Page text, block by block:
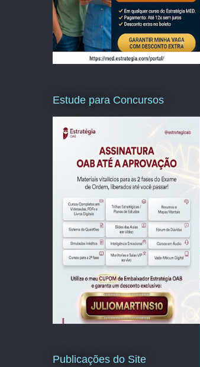
Estude para Concursos
Publicações do Site